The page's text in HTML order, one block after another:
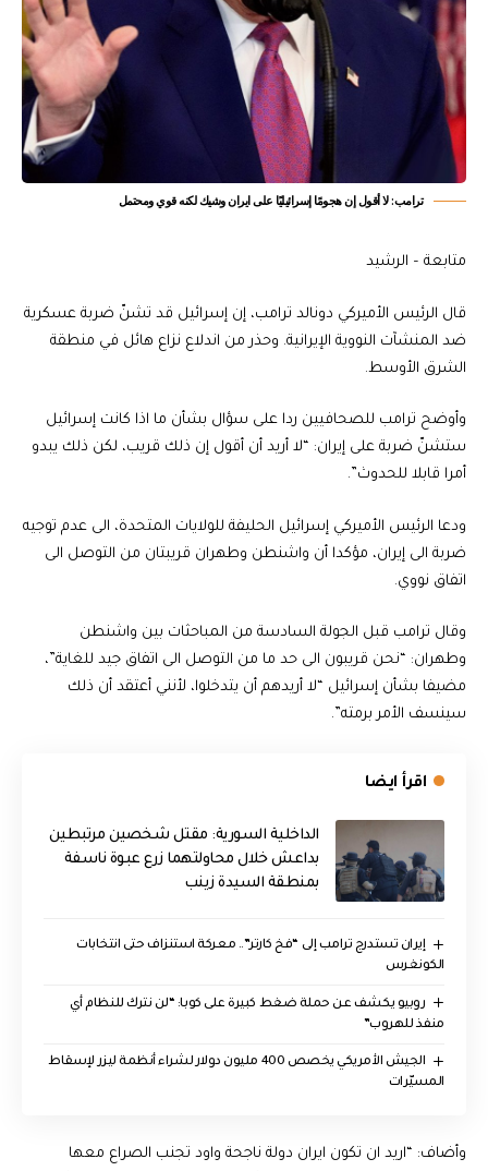
ترامب: لا أقول إن هجومًا إسرائيليًا على ايران وشيك لكنه قوي ومحتمل
متابعة – الرشيد
قال الرئيس الأميركي دونالد ترامب، إن إسرائيل قد تشنّ ضربة عسكرية
ضد المنشآت النووية الإيرانية. وحذر من اندلاع نزاع هائل في منطقة
الشرق الأوسط.
وأوضح ترامب للصحافيين ردا على سؤال بشأن ما اذا كانت إسرائيل
ستشنّ ضربة على إيران: “لا أريد أن أقول إن ذلك قريب، لكن ذلك يبدو
أمرا قابلا للحدوث”.
ودعا الرئيس الأميركي إسرائيل الحليفة للولايات المتحدة، الى عدم توجيه
ضربة الى إيران، مؤكدا أن واشنطن وطهران قريبتان من التوصل الى
اتفاق نووي.
وقال ترامب قبل الجولة السادسة من المباحثات بين واشنطن
وطهران: “نحن قريبون الى حد ما من التوصل الى اتفاق جيد للغاية”،
مضيفا بشأن إسرائيل “لا أريدهم أن يتدخلوا، لأنني أعتقد أن ذلك
سينسف الأمر برمته”.
اقرأ ايضا
الداخلية السورية: مقتل شخصين مرتبطين
بداعش خلال محاولتهما زرع عبوة ناسفة
بمنطقة السيدة زينب
إيران تستدرج ترامب إلى “فخ كارتر”.. معركة استنزاف حتى انتخابات
الكونغرس
روبيو يكشف عن حملة ضغط كبيرة على كوبا: “لن نترك للنظام أي
منفذ للهروب”
الجيش الأمريكي يخصص 400 مليون دولار لشراء أنظمة ليزر لإسقاط
المسيّرات
وأضاف: “اريد ان تكون ايران دولة ناجحة واود تجنب الصراع معها